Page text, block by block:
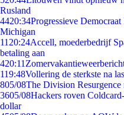
Rusland
4420:34Progressieve
Michigan
11 20:24Accell, moederbedrijf
betaling aan
420:11
119:48Vollering de sterkste na
805/08The Division Resurgence
3605/08Hackers roven
dollar